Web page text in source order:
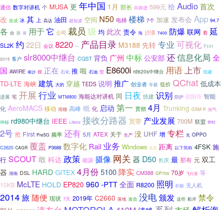
通信 数字对讲机 个 MUSA 更 年中国 1月 部长 向前进 599元 给 Audio首次
改 造成 冰 其 上 高达 油田 超短波 空间 N50 电梯 楼梯 7个 加速 发布会 App 94.7
各 台 拨 有 用于它 公司 裁员 级 均 此次 责令 海 沙漠 7400 防爆 联网 着 延
SL2K 约 22日 会议 8220 一 产品目录 M3188 先转专业 可视化 F101
2015 客户 slr8000中继台 CQST 背负 广州 中标公安部 还信息化局 全
国 AWIRE 南沙 很 正在 石化 推 啦 石油 型 E8600i rd620s中继台 用语上市 组建
TD-LTE 海峡 建筑 大的 穿越 TEDS 说明 推广 创业者 车载 低价 QChat低成本
进展 宅 开展 行业 MTM800 海能达对讲机 同 日夜 统建 识别 防护 邵阳市 智能
化 AeroMACS 移动 雨棚 高峰 概 化 启动 第一 贯彻 4月 Trunking GSM-R 油气
神秘 rd980中继台 IEEE Liteos 接收分路器 宽带 产业发展 700M 联盟 即时
2号 抢 First Pre5G 频率 还有 5月 ATEX 关于 生产 没 UHF 增 专栏 无 OPPO
C2620 CAGR 覆盖 P3688 数字化 Rail 业务 Windows 生态 距离 以下简称 4FSK 施
行 SCOUT敢 科达 政策 能源 摄像 网关 器 D50 长庆 最 那有 元 双工
器 湖南 DSL HARD GITEX 4月份5100 降实 CM388 GP700 70岁 飞行器 等
10KB McLTE HOLD EP820 960-PTT全面 R8200 照明 积极 无人机
2014旅 随便 现状 7天 2019年 C2660 落地 攻击 没电颁发 这些 船岸 禁令